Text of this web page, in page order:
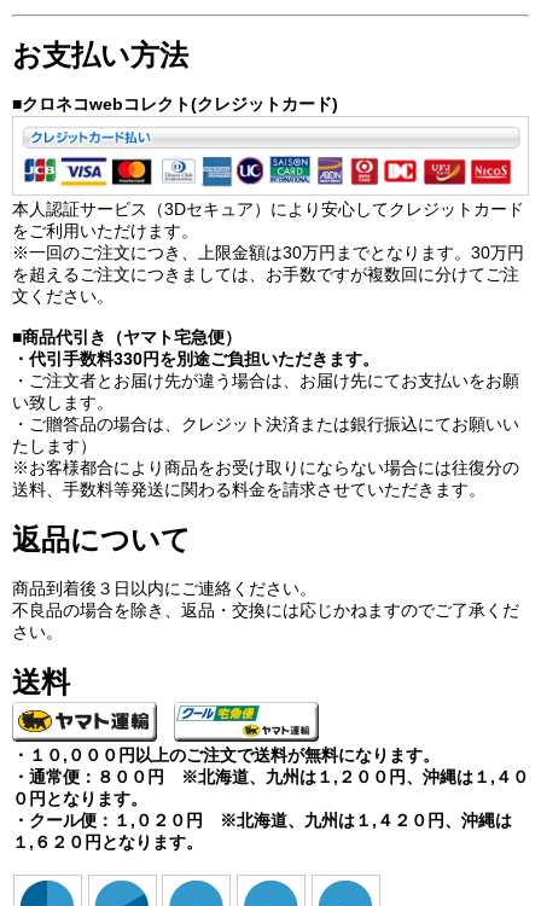
お支払い方法
■クロネコwebコレクト(クレジットカード)
本人認証サービス（3Dセキュア）により安心してクレジットカード
をご利用いただけます。
※一回のご注文につき、上限金額は30万円までとなります。30万円
を超えるご注文につきましては、お手数ですが複数回に分けてご注
文ください。
■商品代引き（ヤマト宅急便）
・代引手数料330円を別途ご負担いただきます。
・ご注文者とお届け先が違う場合は、お届け先にてお支払いをお願
い致します。
・ご贈答品の場合は、クレジット決済または銀行振込にてお願いい
たします）
※お客様都合により商品をお受け取りにならない場合には往復分の
送料、手数料等発送に関わる料金を請求させていただきます。
返品について
商品到着後３日以内にご連絡ください。
不良品の場合を除き、返品・交換には応じかねますのでご了承くだ
さい。
送料
・１０,０００円以上のご注文で送料が無料になります。
・通常便：８００円 ※北海道、九州は１,２００円、 沖縄は１,４ ０
０円 となります。
・クール便：１,０２０円 ※北海道、九州は１,４２０円、 沖縄は
１,６２ ０円 となります。